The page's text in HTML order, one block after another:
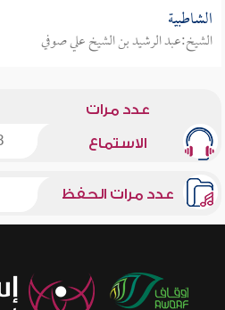
الشاطبية
الشيخ:عبد الرشيد بن الشيخ علي صوفي
عدد مرات
الاستماع
عدد مرات الحفظ